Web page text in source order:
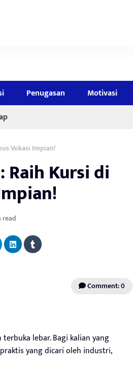
Penugasan Motivasi
Vokasi Impian!
Raih Kursi di
read
Comment: 0
lebar. Bagi kalian yang
yang dicari oleh industri,